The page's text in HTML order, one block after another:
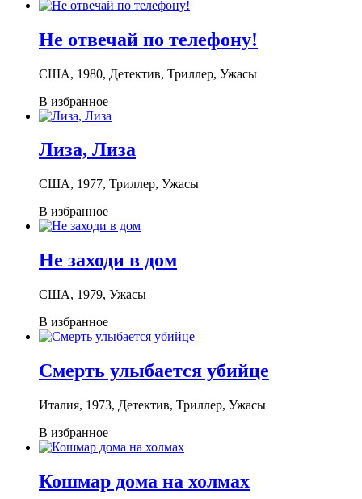
Не отвечай по телефону!
США, 1980, Детектив, Триллер, Ужасы
В избранное
Лиза, Лиза
США, 1977, Триллер, Ужасы
В избранное
Не заходи в дом
США, 1979, Ужасы
В избранное
Смерть улыбается убийце
Италия, 1973, Детектив, Триллер, Ужасы
В избранное
Кошмар дома на холмах